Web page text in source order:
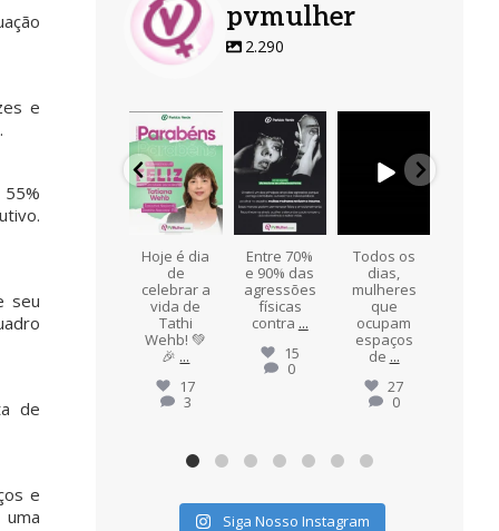
e
seu
de
e
pvmulher
2.290
pvmulher
Ago 8
Hoje é dia
de
celebrar a
vida de
Tathi
Wehb! 💚
🎉 ...
17
3
pvmulher
Ago 7
Entre 70%
e 90% das
agressões
físicas
contra ...
15
0
Todos os
dias,
mulheres
que
ocupam
espaços
de ...
27
0
Siga Nosso Instagram